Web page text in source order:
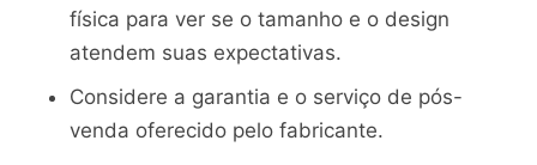
física para ver se o tamanho e o design
atendem suas expectativas.
Considere a garantia e o serviço de pós-
venda oferecido pelo fabricante.